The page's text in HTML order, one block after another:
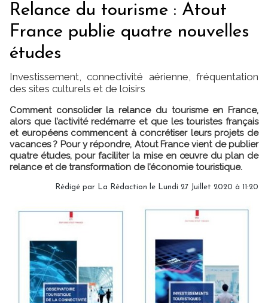
Relance du tourisme : Atout
France publie quatre nouvelles
études
Investissement, connectivité aérienne, fréquentation
des sites culturels et de loisirs
Comment consolider la relance du tourisme en France,
alors que l’activité redémarre et que les touristes français
et européens commencent à concrétiser leurs projets de
vacances ? Pour y répondre, Atout France vient de publier
quatre études, pour faciliter la mise en œuvre du plan de
relance et de transformation de l’économie touristique.
Rédigé par La Rédaction le Lundi 27 Juillet 2020 à 11:20